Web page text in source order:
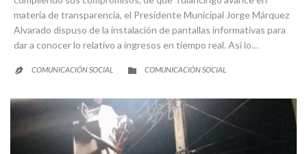
materia de transparencia, el Presidente Municipal Jorge Márquez
Alvarado dispuso de la instalación de pantallas informativas para
dar a conocer lo relativo a ingresos en tiempo real. Así lo…
 COMUNICACIÓN SOCIAL  CATEGORY
COMUNICACIÓN SOCIAL